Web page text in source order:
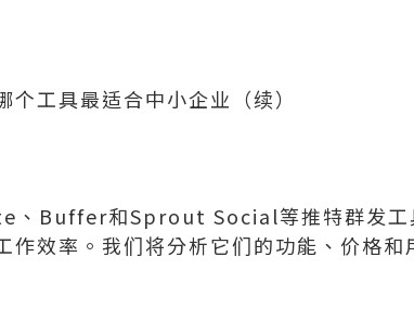
工具最适合中小企业（续）
、Buffer和Sprout Social等推特群发工
作效率。我们将分析它们的功能、价格